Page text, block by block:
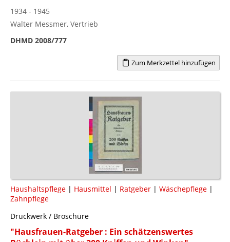
1934 - 1945
Walter Messmer, Vertrieb
DHMD 2008/777
Zum Merkzettel hinzufügen
Haushaltspflege | Hausmittel | Ratgeber | Wäschepflege |
Zahnpflege
Druckwerk / Broschüre
"Hausfrauen-Ratgeber : Ein schätzenswertes